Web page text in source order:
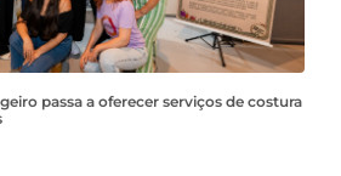
passa a oferecer serviços de costura